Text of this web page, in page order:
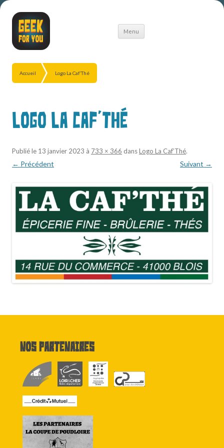
Menu
Aller
Accueil Logo La Caf’Thé
Logo La Caf’Thé
Publié le 13 janvier 2023 à 733 × 366 dansLogo La Caf’Thé.
← Précédent Suivant →
Nos partenaires